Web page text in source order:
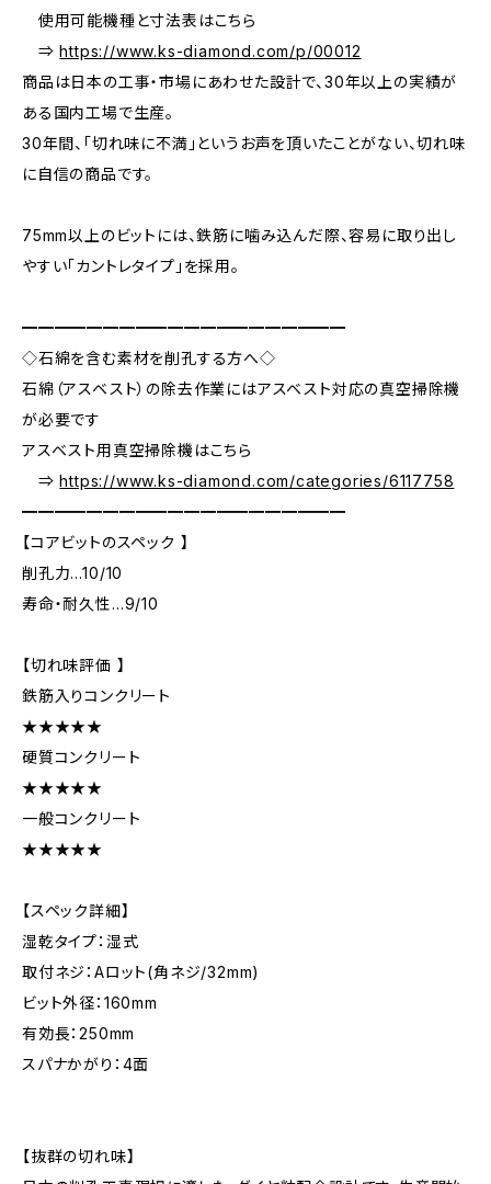
使用可能機種と寸法表はこちら
⇒https://www.ks-diamond.com/p/00012
商品は日本の工事・市場にあわせた設計で、30年以上の実績が
ある国内工場で生産。
30年間、「切れ味に不満」というお声を頂いたことがない、切れ味
に自信の商品です。
75mm以上のビットには、鉄筋に噛み込んだ際、容易に取り出し
やすい「カントレタイプ」を採用。
━━━━━━━━━━━━━━━━━━━━
◇石綿を含む素材を削孔する方へ◇
石綿（アスベスト）の除去作業にはアスベスト対応の真空掃除機
が必要です
アスベスト用真空掃除機はこちら
⇒https://www.ks-diamond.com/categories/6117758
━━━━━━━━━━━━━━━━━━━━
【コアビットのスペック 】
削孔力…10/10
寿命・耐久性…9/10
【切れ味評価 】
鉄筋入りコンクリート
★★★★★
硬質コンクリート
★★★★★
一般コンクリート
★★★★★
【スペック詳細】
湿乾タイプ：湿式
取付ネジ：Aロット(角ネジ/32mm)
ビット外径：160mm
有効長：250mm
スパナかがり：4面
【抜群の切れ味】